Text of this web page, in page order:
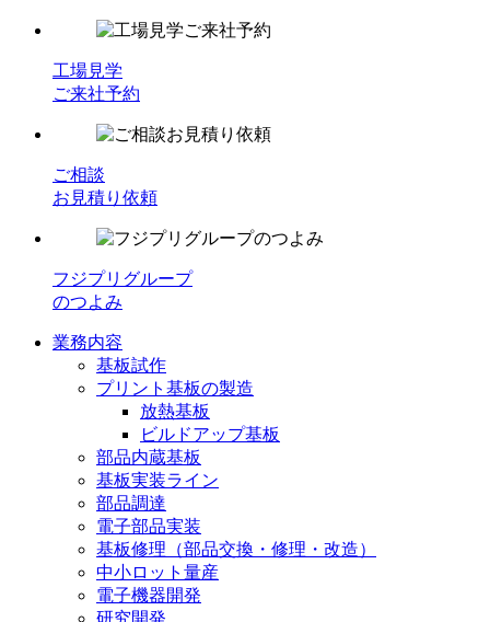
工場見学
ご来社予約
ご相談
お見積り依頼
フジプリグループ
のつよみ
業務内容
基板試作
プリント基板の製造
放熱基板
ビルドアップ基板
部品内蔵基板
基板実装ライン
部品調達
電子部品実装
基板修理（部品交換・修理・改造）
中小ロット量産
電子機器開発
研究開発